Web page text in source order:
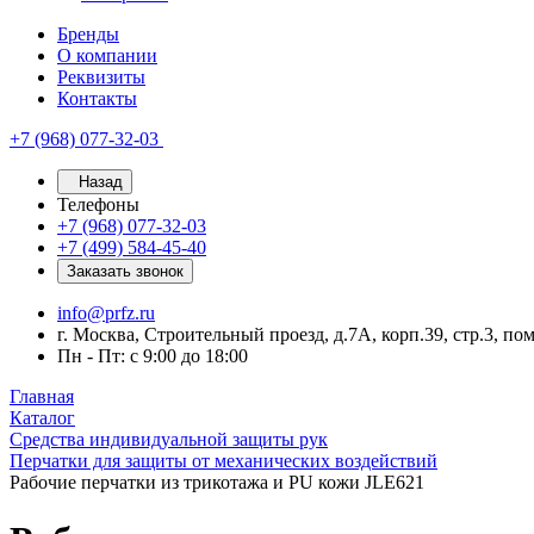
Бренды
О компании
Реквизиты
Контакты
+7 (968) 077-32-03
Назад
Телефоны
+7 (968) 077-32-03
+7 (499) 584-45-40
Заказать звонок
info@prfz.ru
г. Москва, Строительный проезд, д.7А, корп.39, стр.3,
Пн - Пт: с 9:00 до 18:00
Главная
Каталог
Средства индивидуальной защиты рук
Перчатки для защиты от механических воздействий
Рабочие перчатки из трикотажа и PU кожи JLE621